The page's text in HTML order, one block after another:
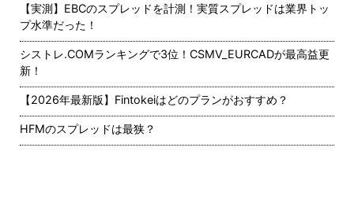
【実測】EBCのスプレッドを計測！実質スプレッドは業界トッ
プ水準だった！
シストレ.COMランキングで3位！CSMV_EURCADが最高益更
新！
【2026年最新版】Fintokeiはどのプランがおすすめ？
HFMのスプレッドは最狭？